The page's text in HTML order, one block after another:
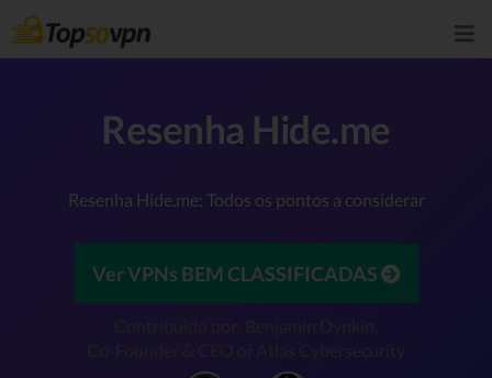
Resenha Hide.me
Resenha Hide.me: Todos os pontos a considerar
Ver VPNs BEM CLASSIFICADAS